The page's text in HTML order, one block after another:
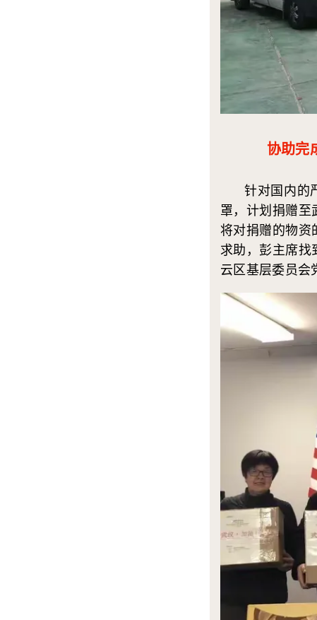
协助完
针对国内的严
罩，计划捐赠至
将对捐赠的物资
求助，彭主席找
云区基层委员会